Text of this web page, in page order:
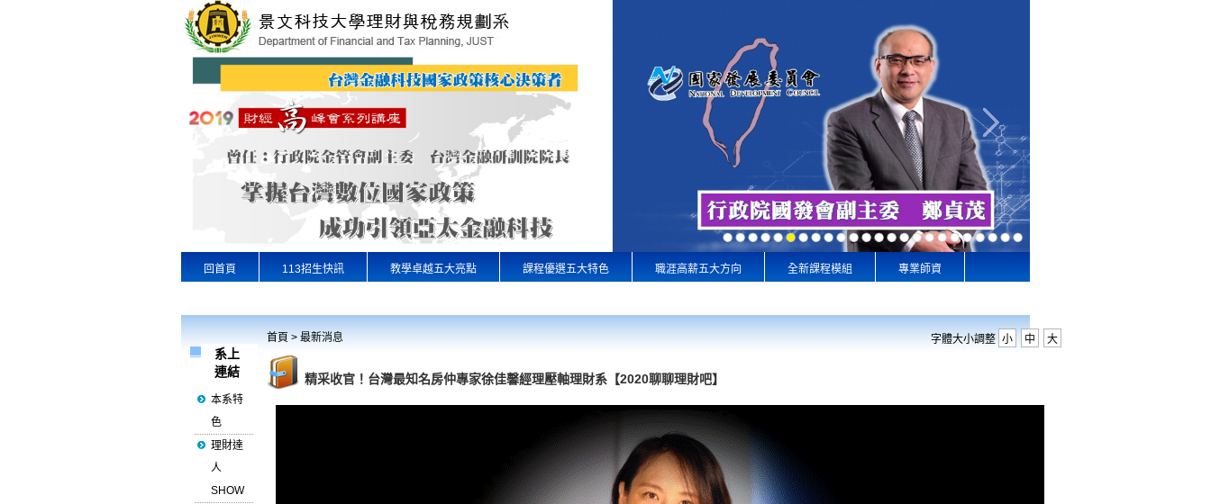
回首頁 113招生快訊 教學卓越五大亮點 課程優選五大特色 職涯高薪五大方向 全新課程模組 專業師資
系上
連結
本系特
色
理財達
人
SHOW
首頁 > 最新消息 字體大小調整 小 中 大
精采收官！台灣最知名房仲專家徐佳馨經理壓軸理財系【2020聊聊理財吧】